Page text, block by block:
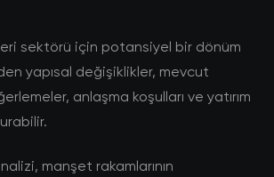
sektörü için potansiyel bir dönüm
yapısal değişiklikler, mevcut
anlaşma koşulları ve yatırım
manşet rakamlarının